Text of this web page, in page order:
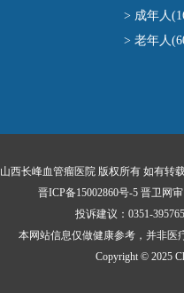
> 成年人
> 老年人
山西长峰血管瘤医院 版权所有 如有转
晋ICP备15002860号-5晋卫网审
投诉建议：0351-
本网站信息仅做健康参考，并非医
Copyright © 2025